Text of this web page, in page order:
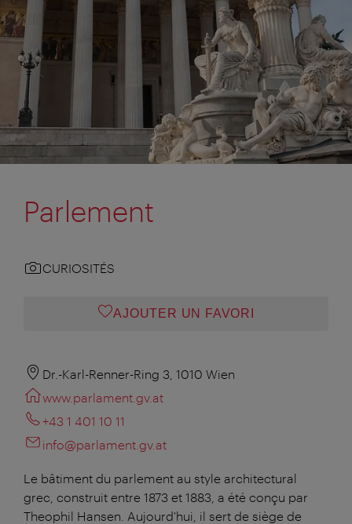
Parlement
CURIOSITÉS
AJOUTER UN FAVORI
Dr.-Karl-Renner-Ring 3, 1010 Wien
www.parlament.gv.at
+43 1 401 10 11
info@parlament.gv.at
Le bâtiment du parlement au style architectural
grec, construit entre 1873 et 1883, a été conçu par
Theophil Hansen. Aujourd'hui, il sert de siège de